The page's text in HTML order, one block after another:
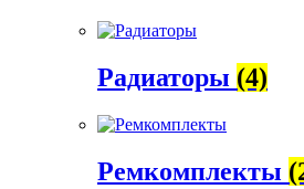
Радиаторы (4)
Ремкомплекты